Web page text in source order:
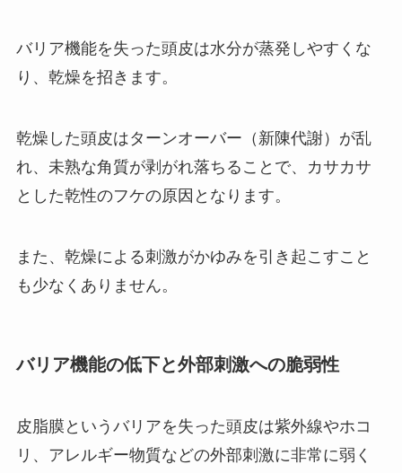
バリア機能を失った頭皮は水分が蒸発しやすくな
り、乾燥を招きます。
乾燥した頭皮はターンオーバー（新陳代謝）が乱
れ、未熟な角質が剥がれ落ちることで、カサカサ
とした乾性のフケの原因となります。
また、乾燥による刺激がかゆみを引き起こすこと
も少なくありません。
バリア機能の低下と外部刺激への脆弱性
皮脂膜というバリアを失った頭皮は紫外線やホコ
リ、アレルギー物質などの外部刺激に非常に弱く